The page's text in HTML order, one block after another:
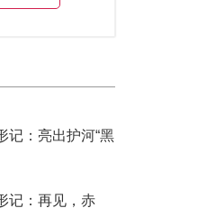
记：亮出护河“黑
记：再见，赤